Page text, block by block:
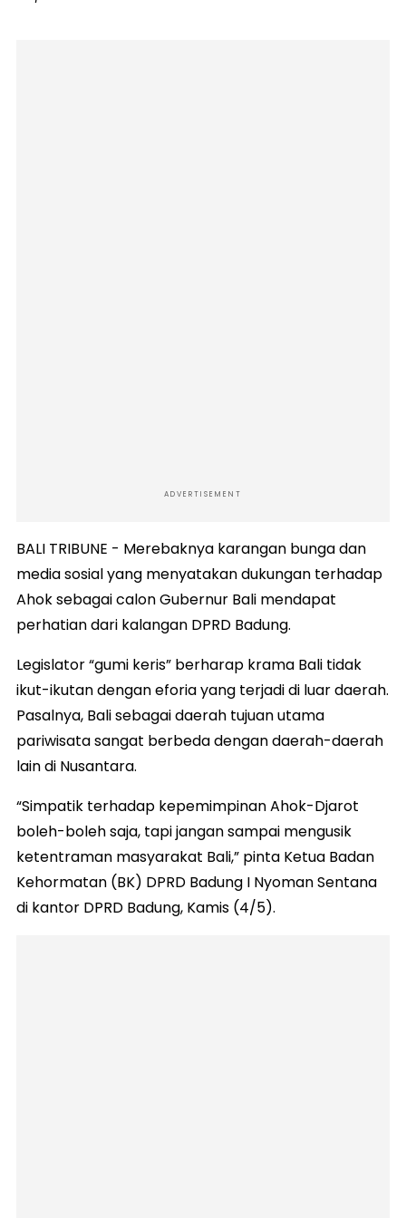
ADVERTISEMENT
BALI TRIBUNE - Merebaknya karangan bunga dan
media sosial yang menyatakan dukungan terhadap
Ahok sebagai calon Gubernur Bali mendapat
perhatian dari kalangan DPRD Badung.
Legislator “gumi keris” berharap krama Bali tidak
ikut-ikutan dengan eforia yang terjadi di luar daerah.
Pasalnya, Bali sebagai daerah tujuan utama
pariwisata sangat berbeda dengan daerah-daerah
lain di Nusantara.
“Simpatik terhadap kepemimpinan Ahok-Djarot
boleh-boleh saja, tapi jangan sampai mengusik
ketentraman masyarakat Bali,” pinta Ketua Badan
Kehormatan (BK) DPRD Badung I Nyoman Sentana
di kantor DPRD Badung, Kamis (4/5).